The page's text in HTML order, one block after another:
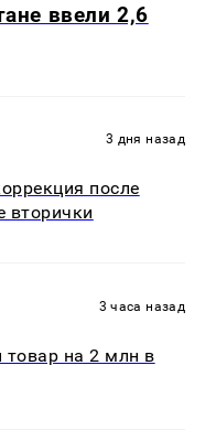
ввели 2,6
3 дня назад
после
вторички
3 часа назад
товар на 2 млн в